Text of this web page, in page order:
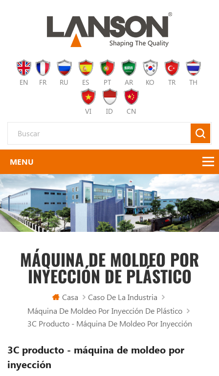
EN FR RU ES PT AR KO TR TH
VI ID CN
MÁQUINA DE MOLDEO POR
INYECCIÓN DE PLÁSTICO
Casa
Caso De La Industria
Máquina De Moldeo Por Inyección De Plástico
3C Producto - Máquina De Moldeo Por Inyección
3C producto - máquina de moldeo por
inyección